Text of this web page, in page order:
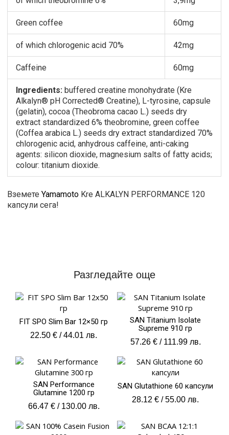
Green coffee 60mg
of which chlorogenic acid 70% 42mg
Caffeine 60mg
Ingredients:buffered creatine monohydrate (Kre
Alkalyn® pH Corrected® Creatine), L-tyrosine, capsule
(gelatin), cocoa (Theobroma cacao L.) seeds dry
extract standardized 6% theobromine, green coffee
(Coffea arabica L.) seeds dry extract standardized 70%
chlorogenic acid, anhydrous caffeine, anti-caking
agents: silicon dioxide, magnesium salts of fatty acids;
colour: titanium dioxide.
ВземетеYamamoto Kre ALKALYN PERFORMANCE 120
капсули сега!
Разгледайте още
FIT SPO Slim Bar 12×50 гр
22.50 € / 44.01 лв.
SAN Titanium Isolate
Supreme 910 гр
57.26 €/ 111.99 лв.
SAN Performance
Glutamine 1200 гр
66.47 €/ 130.00 лв.
SAN Glutathione 60 капсули
28.12 € / 55.00 лв.